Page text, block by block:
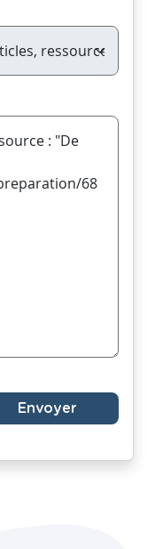
Envoyer